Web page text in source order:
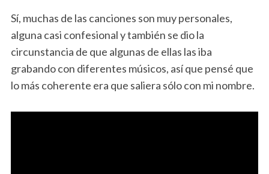
Sí, muchas de las canciones son muy personales,
alguna casi confesional y también se dio la
circunstancia de que algunas de ellas las iba
grabando con diferentes músicos, así que pensé que
lo más coherente era que saliera sólo con mi nombre.